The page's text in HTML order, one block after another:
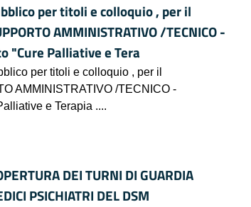
per titoli e colloquio , per il
AMMINISTRATIVO /TECNICO -
"Cure Palliative e Tera
per titoli e colloquio , per il
AMMINISTRATIVO /TECNICO -
e Terapia ....
DEI TURNI DI GUARDIA
PSICHIATRI DEL DSM